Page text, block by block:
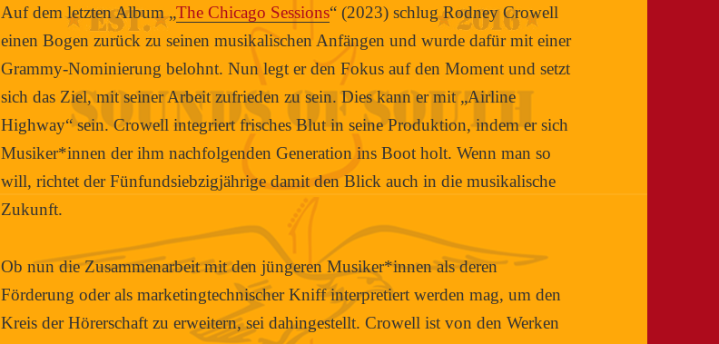
Auf dem letzten Album „The Chicago Sessions“ (2023) schlug Rodney Crowell
einen Bogen zurück zu seinen musikalischen Anfängen und wurde dafür mit einer
Grammy-Nominierung belohnt. Nun legt er den Fokus auf den Moment und setzt
sich das Ziel, mit seiner Arbeit zufrieden zu sein. Dies kann er mit „Airline
Highway“ sein. Crowell integriert frisches Blut in seine Produktion, indem er sich
Musiker*innen der ihm nachfolgenden Generation ins Boot holt. Wenn man so
will, richtet der Fünfundsiebzigjährige damit den Blick auch in die musikalische
Zukunft.
Ob nun die Zusammenarbeit mit den jüngeren Musiker*innen als deren
Förderung oder als marketingtechnischer Kniff interpretiert werden mag, um den
Kreis der Hörerschaft zu erweitern, sei dahingestellt. Crowell ist von den Werken